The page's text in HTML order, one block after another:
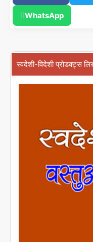
WhatsApp
स्वदेशी-विदेशी प्रोडक्ट्स